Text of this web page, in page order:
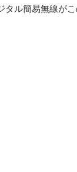
タル簡易無線が